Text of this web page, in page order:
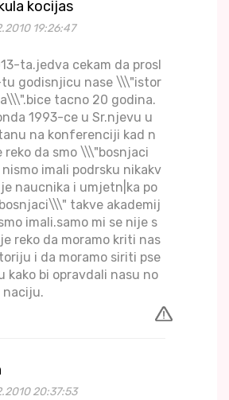
kocijas
19:26:47
ta.jedva cekam da prosl
godisnjicu nase \\\"istor
tacno 20 godina.
1993-ce u Sr.njevu u
na konferenciji kad n
reko da smo \\\"bosnjaci
imali podrsku nikakv
naucnika i umjetn|ka po
takve akademij
imali.samo mi se nije s
reko da moramo kriti nas
i da moramo siriti pse
kako bi opravdali nasu no
20:37:53